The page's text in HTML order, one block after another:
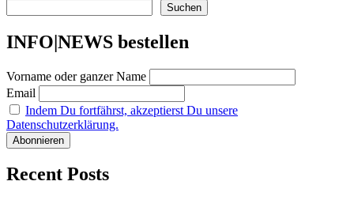
Suchen
INFO|NEWS bestellen
Vorname oder ganzer Name
Email
Indem Du fortfährst, akzeptierst Du unsere
Datenschutzerklärung.
Recent Posts